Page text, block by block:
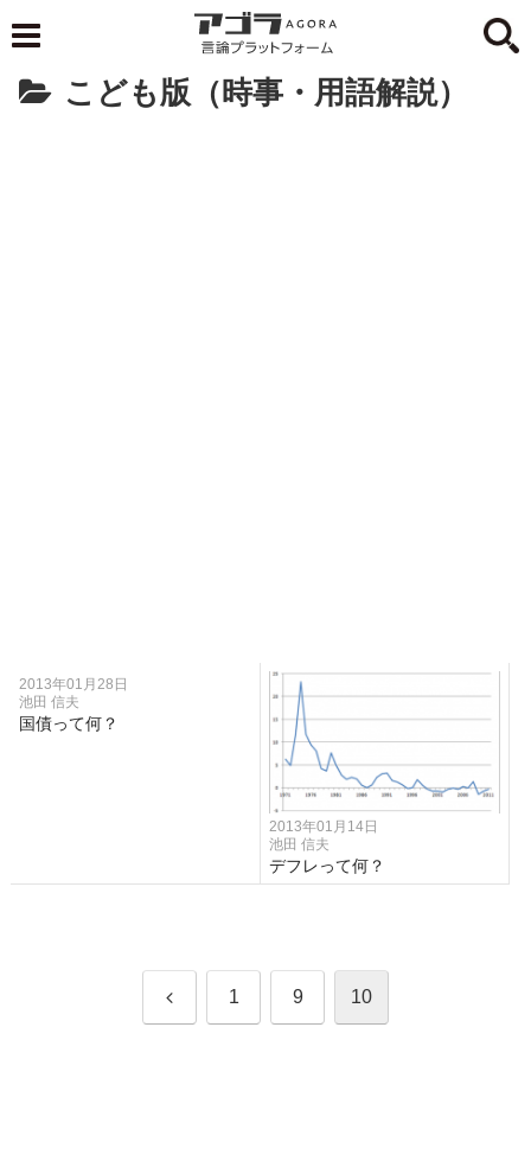
こども版（時事・用語解説）
2013年01月28日
池田 信夫
国債って何？
2013年01月14日
池田 信夫
デフレって何？
前 1 9 10